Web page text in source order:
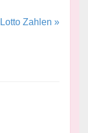
Lotto Zahlen »